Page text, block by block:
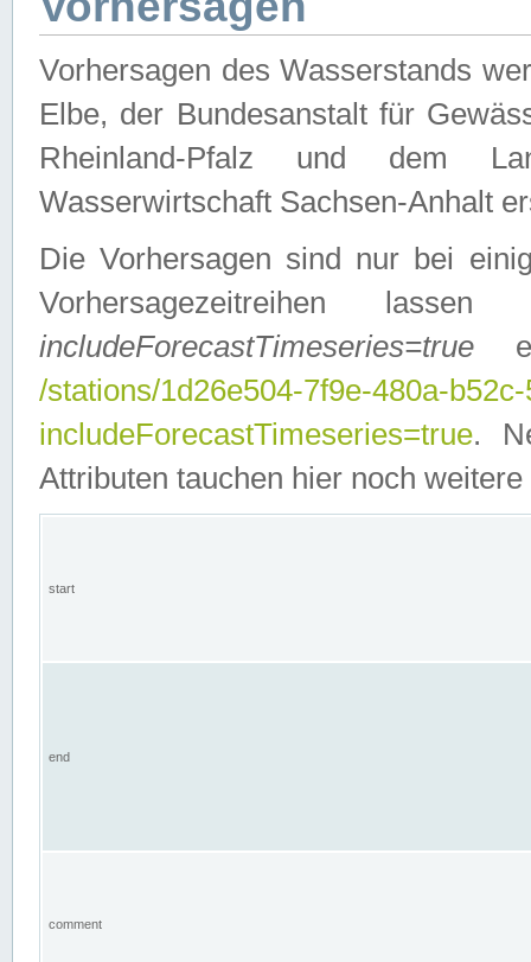
Vorhersagen des Wasserstands
Elbe, der Bundesanstalt für
Rheinland-Pfalz und dem
Wasserwirtschaft Sachsen-Anhalt
Die Vorhersagen sind nur bei
Vorhersagezeitreihen
includeForecastTimeseries=true
/stations/1d26e504-7f9e-480a-
includeForecastTimeseries=true.
Attributen tauchen hier noch weitere
start
end
comment